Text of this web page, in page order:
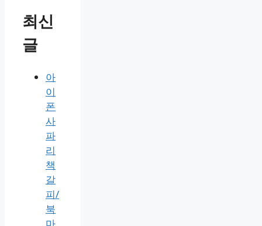
최신
글
아
이
폰
사
파
리
책
갈
피/
북
마